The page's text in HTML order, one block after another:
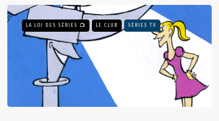
LA LOI DES SÉRIES 📺 LE CLUB SÉRIES TV